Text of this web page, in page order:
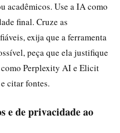
acadêmicos. Use a IA como
final. Cruze as
exija que a ferramenta
peça que ela justifique
como Perplexity AI e Elicit
citar fontes.
e de privacidade ao